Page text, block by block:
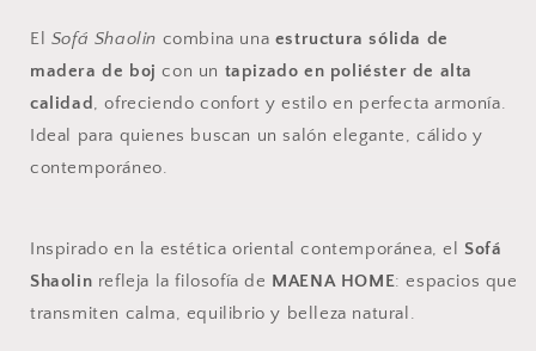
El Sofá Shaolin combina una estructura sólida de
madera de boj con un tapizado en poliéster de alta
calidad, ofreciendo confort y estilo en perfecta armonía.
Ideal para quienes buscan un salón elegante, cálido y
contemporáneo.
Inspirado en la estética oriental contemporánea, el Sofá
Shaolin refleja la filosofía de MAENA HOME: espacios que
transmiten calma, equilibrio y belleza natural.